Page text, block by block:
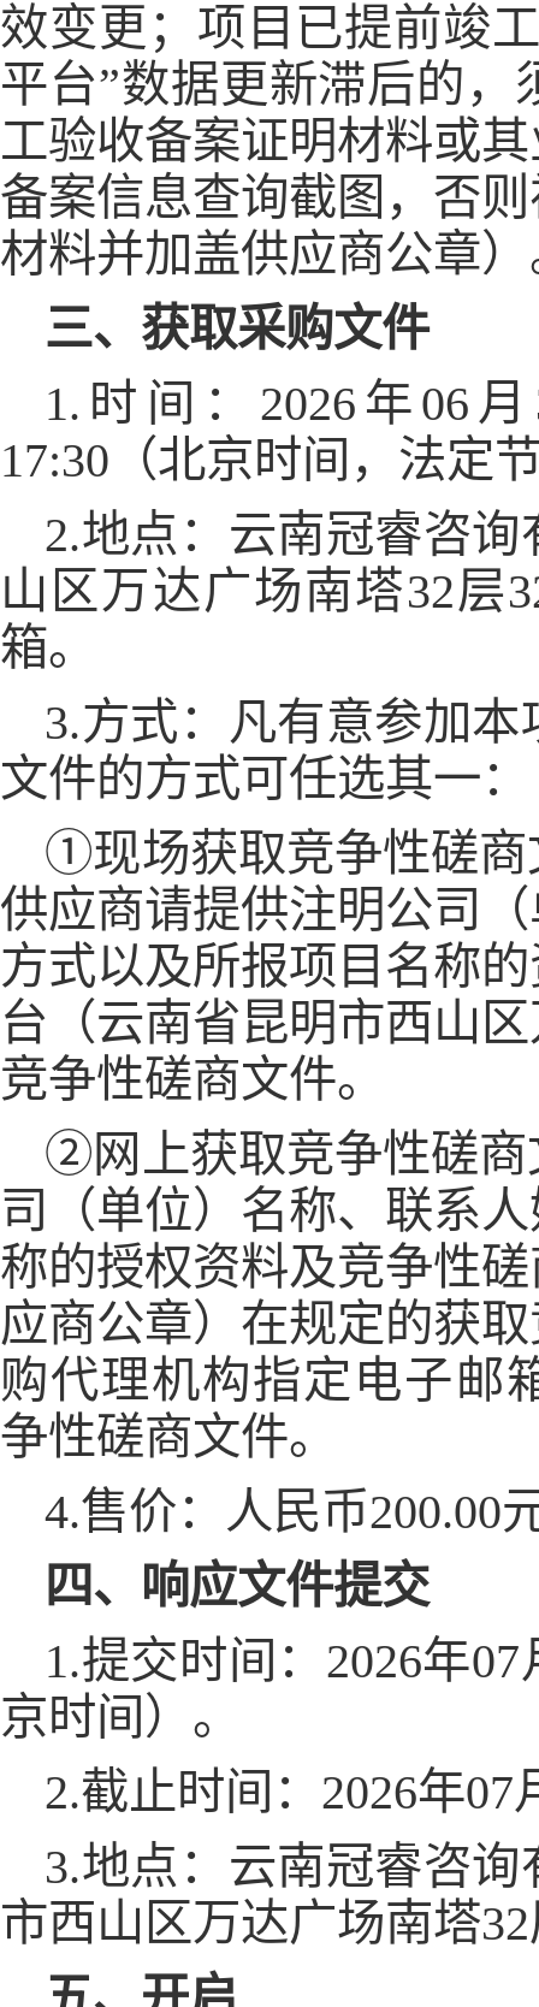
效变更；项目已提前竣
平台”数据更新滞后的
工验收备案证明材料或
备案信息查询截图，否
材料并加盖供应商公章
三、获取采购文件
1.时间：2026年06
17:30（北京时间，法定
2.地点：云南冠睿咨
山区万达广场南塔32层
箱。
3.方式：凡有意参加
文件的方式可任选其一：
①现场获取竞争性磋商
供应商请提供注明公司
方式以及所报项目名称
台（云南省昆明市西山
竞争性磋商文件。
②网上获取竞争性磋商
司（单位）名称、联系
称的授权资料及竞争性
应商公章）在规定的获
购代理机构指定电子邮
争性磋商文件。
4.售价：人民币200.00
四、响应文件提交
1.提交时间：2026年
京时间）。
2.截止时间：2026年
3.地点：云南冠睿咨
市西山区万达广场南塔